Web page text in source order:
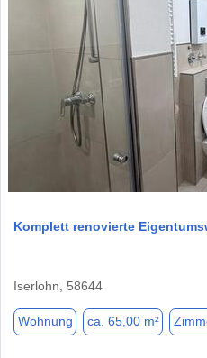
Komplett renovierte
Iserlohn, 58644
Wohnung ca. 65,00 m²